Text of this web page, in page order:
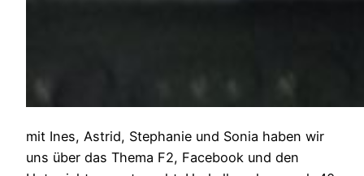
mit Ines, Astrid, Stephanie und Sonia haben wir
uns über das Thema F2, Facebook und den